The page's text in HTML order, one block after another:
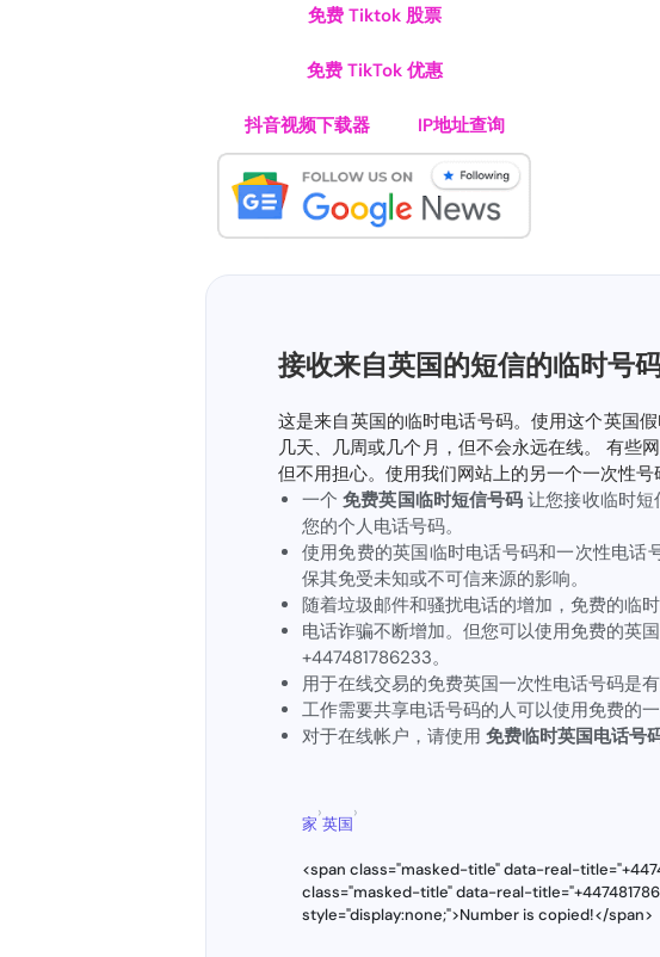
免费 Tiktok 股票
免费 TikTok 优惠
抖音视频下载器 IP地址查询
接收来自英国的短信的临时号
这是来自英国的临时电话号码。使用这个英国
几天、几周或几个月，但不会永远在线。 有些
但不用担心。使用我们网站上的另一个一次性
一个免费英国临时短信号码 让您接收临时
您的个人电话号码。
使用免费的英国临时电话号码和一次性电话
保其免受未知或不可信来源的影响。
随着垃圾邮件和骚扰电话的增加，免费的临
电话诈骗不断增加。但您可以使用免费的英
+447481786233。
用于在线交易的免费英国一次性电话号码是
工作需要共享电话号码的人可以使用免费的
对于在线帐户，请使用 免费临时英国电话号
家
›
英国
›
<span class="masked-title" data-real-
class="masked-title" data-real-
style="display:none;">Number is copied!</span>